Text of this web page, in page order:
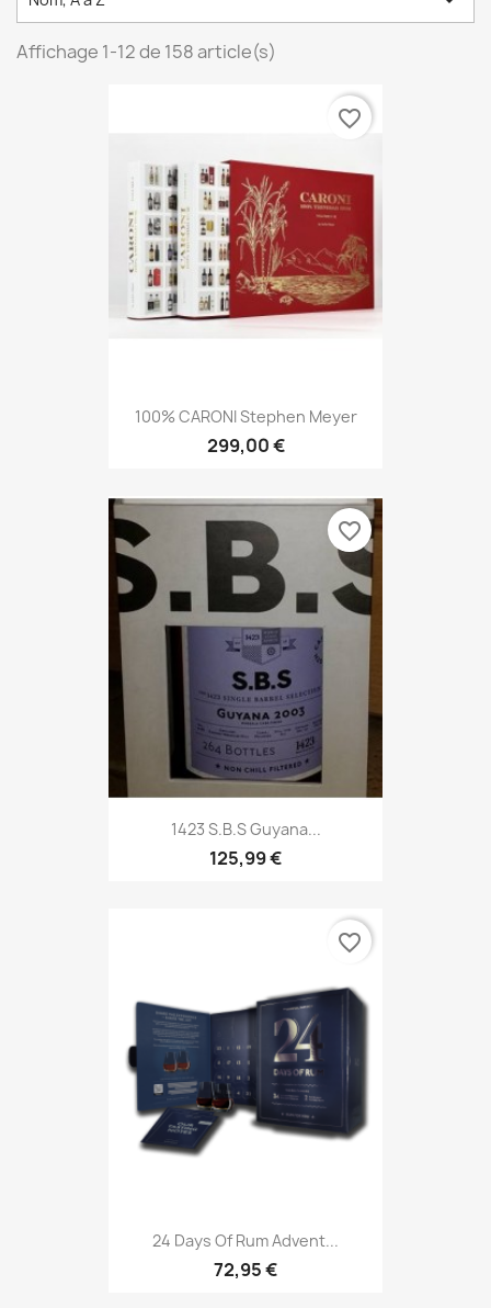
Affichage 1-12 de 158 article(s)
100% CARONI Stephen Meyer
299,00 €
favorite_border
1423 S.B.S Guyana...
125,99 €
favorite_border
24 Days Of Rum Advent...
72,95 €
favorite_border